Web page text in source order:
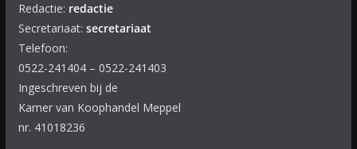
Redactie: redactie
Secretariaat: secretariaat
Telefoon:
0522-241404 – 0522-241403
Ingeschreven bij de
Kamer van Koophandel Meppel
nr. 41018236